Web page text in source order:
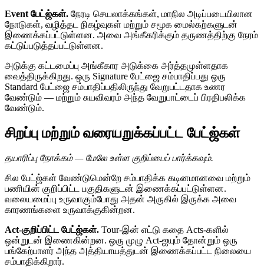
Event பேட்ஜ்கள். நேரடி செயலாக்கங்கள், மாநில அடிப்படையிலான
நோடுகள், வழித்தட நிகழ்வுகள் மற்றும் சமூக மைல்கற்களுடன்
இணைக்கப்பட்டுள்ளன. அவை அங்கீகரிக்கும் தருணத்திற்கு நேரம்
கட்டுப்படுத்தப்பட்டுள்ளன.
அடுக்கு கட்டமைப்பு அங்கீகார அடுக்கை அர்த்தமுள்ளதாக
வைத்திருக்கிறது. ஒரு Signature பேட்ஜை சம்பாதிப்பது ஒரு
Standard பேட்ஜை சம்பாதிப்பதிலிருந்து வேறுபட்டதாக உணர
வேண்டும் — மற்றும் சுயவிவரம் அந்த வேறுபாட்டைப் பிரதிபலிக்க
வேண்டும்.
சிறப்பு மற்றும் வரையறுக்கப்பட்ட பேட்ஜ்கள்
தயாரிப்பு நோக்கம் — மேலே உள்ள குறிப்பைப் பார்க்கவும்.
சில பேட்ஜ்கள் வேண்டுமென்றே சம்பாதிக்க கடினமானவை மற்றும்
பணியின் குறிப்பிட்ட பகுதிகளுடன் இணைக்கப்பட்டுள்ளன.
வலையமைப்பு உருவாகும்போது அதன் அருகில் இருக்க அவை
காரணங்களை உருவாக்குகின்றன.
Act-குறிப்பிட்ட பேட்ஜ்கள். Tour-இன் எட்டு கதை Acts-களில்
ஒன்றுடன் இணைகின்றன. ஒரு முழு Act-ஐயும் தோன்றும் ஒரு
பங்கேற்பாளர் அந்த அத்தியாயத்துடன் இணைக்கப்பட்ட நிலையை
சம்பாதிக்கிறார்.